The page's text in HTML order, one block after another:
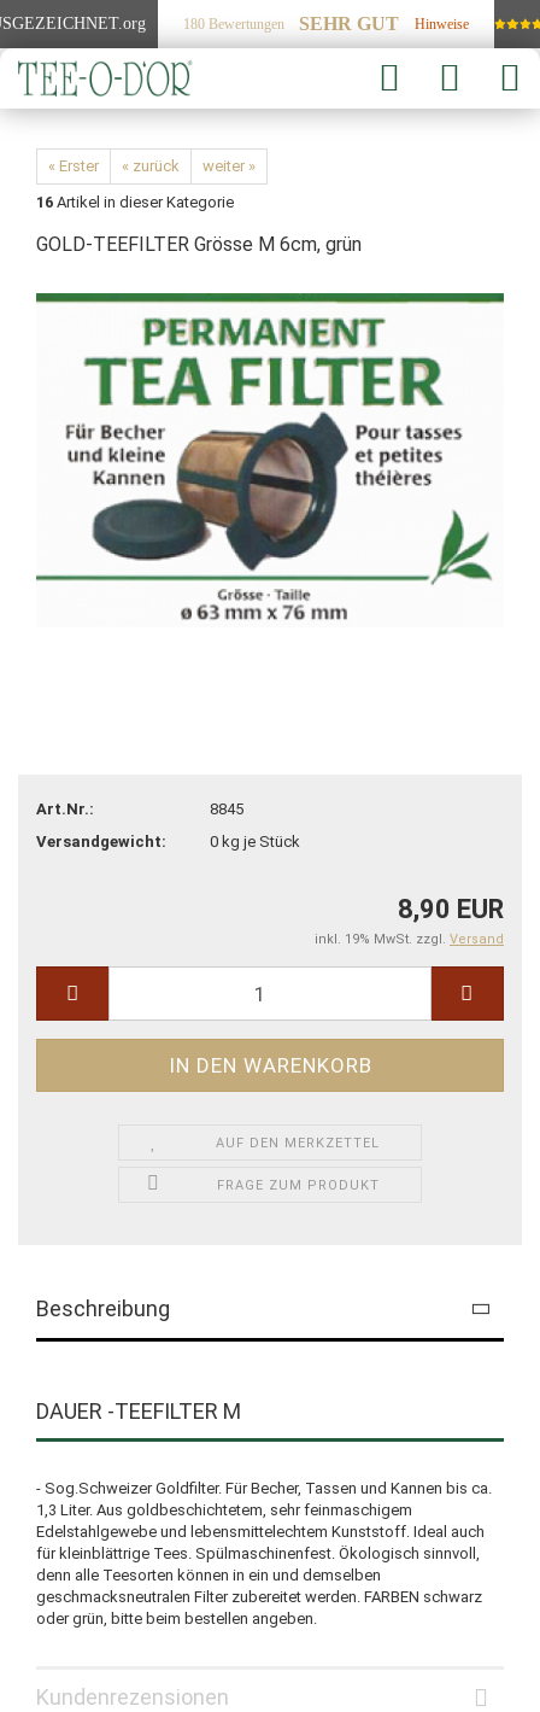
.org 180 Bewertungen SEHR GUT Hinweise
« Erster « zurück
weiter »
16 Artikel in dieser Kategorie
GOLD-TEEFILTER Grösse M 6cm, grün
Art.Nr.:
8845
Versandgewicht:
0 kg je Stück
8,90 EUR
inkl. 19% MwSt. zzgl. Versand
AUF DEN MERKZETTEL
FRAGE ZUM PRODUKT
Beschreibung
DAUER -TEEFILTER M
- Sog.Schweizer Goldfilter. Für Becher, Tassen und Kannen bis ca.
1,3 Liter. Aus goldbeschichtetem, sehr feinmaschigem
Edelstahlgewebe und lebensmittelechtem Kunststoff. Ideal auch
für kleinblättrige Tees. Spülmaschinenfest. Ökologisch sinnvoll,
denn alle Teesorten können in ein und demselben
geschmacksneutralen Filter zubereitet werden. FARBEN schwarz
oder grün, bitte beim bestellen angeben.
Kundenrezensionen